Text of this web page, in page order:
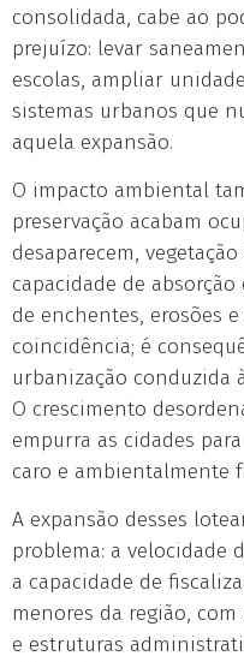
consolidada, cabe ao
prejuízo: levar
escolas, ampliar
sistemas urbanos que
aquela expansão.
O impacto ambiental
preservação acabam
desaparecem,
capacidade de
de enchentes, erosões
coincidência; é
urbanização conduzida
O crescimento
empurra as cidades
caro e ambientalmente
A expansão desses
problema: a velocidade
a capacidade de
menores da região,
e estruturas